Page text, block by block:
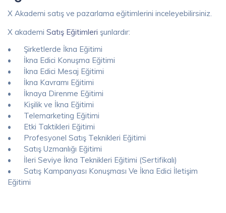
X Akademi satış ve pazarlama eğitimlerini inceleyebilirsiniz.
X akademi Satış Eğitimleri şunlardır:
•
Şirketlerde İkna Eğitimi
•
İkna Edici Konuşma Eğitimi
•
İkna Edici Mesaj Eğitimi
•
İkna Kavramı Eğitimi
•
İknaya Direnme Eğitimi
•
Kişilik ve İkna Eğitimi
•
Telemarketing Eğitimi
•
Etki Taktikleri Eğitimi
•
Profesyonel Satış Teknikleri Eğitimi
•
Satış Uzmanlığı Eğitimi
•
İleri Seviye İkna Teknikleri Eğitimi (Sertifikalı)
•
Satış Kampanyası Konuşması Ve İkna Edici İletişim
Eğitimi